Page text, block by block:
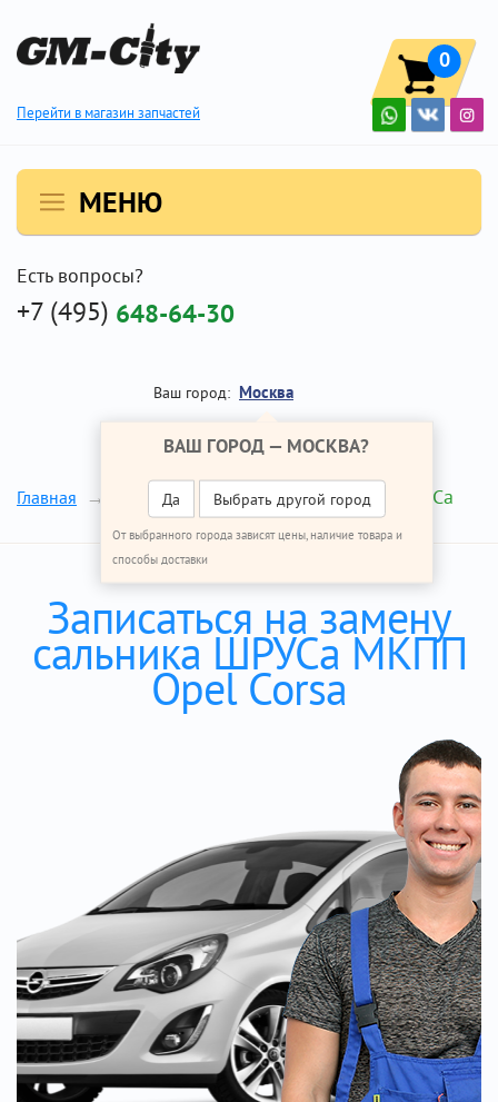
Перейти в магазин запчастей
0
МЕНЮ
Есть вопросы?
+7 (495) 648-64-30
Ваш город: Москва
ВАШ ГОРОД — МОСКВА?
Да Выбрать другой город
От выбранного города зависят цены, наличие товара и
способы доставки
Главная Ремонт Опель Корса Сальник ШРУСа
Записаться на замену
сальника ШРУСа МКПП
Opel Corsa